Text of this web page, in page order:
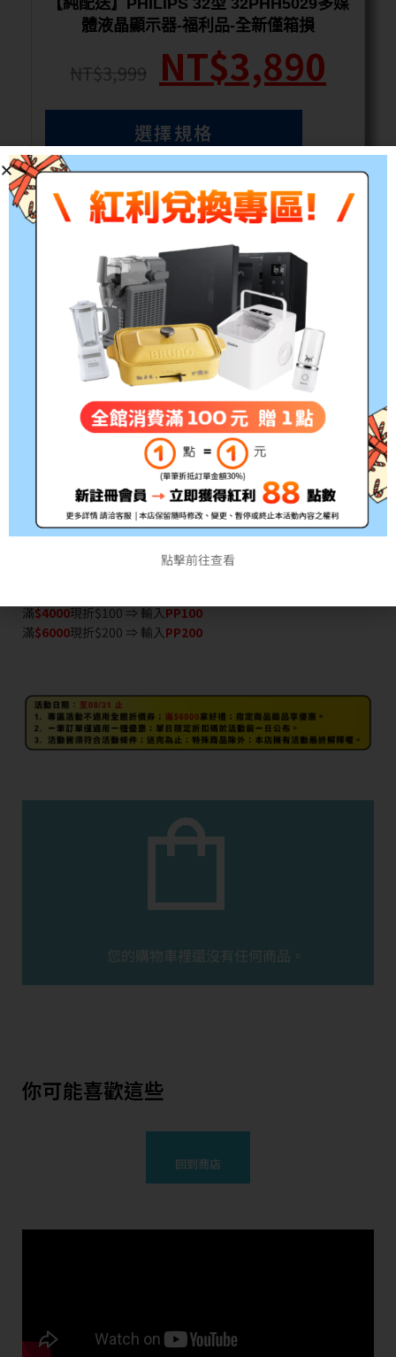
體液晶顯示器-福利品-全新僅箱損
NT$3,999 NT$3,890
選擇規格
【爸氣涼夏】碎紙機資安舒壓祭獲購買限定碎紙機系列產品
好友9折
2. 購買指定機種(BA7030C)隨貨抽獎券
抽KINYO 三人份電子鍋
【88 爸氣狂歡】老爸專屬好禮祭
三星限定專案價X福氣抽獎爸
購買三星專案機購後於FB/IG發布開箱貼文，並標記一心官方帳
號，截圖回貼官方LINE領取抽獎網址
8/8限定日優惠折扣
PT100
UR800
8/8限定日優惠折扣
滿$3000現折$100 ⇒PT100
UR800
滿$4000現折$100 ⇒ 輸入PP100
滿$6000現折$200 ⇒ 輸入 PP200
您的購物車裡還沒有任何商品。
你可能喜歡這些
回到商店
點擊前往查看